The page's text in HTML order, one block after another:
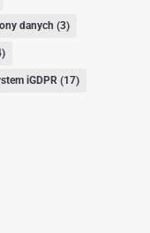
danych (3)
iGDPR(17)